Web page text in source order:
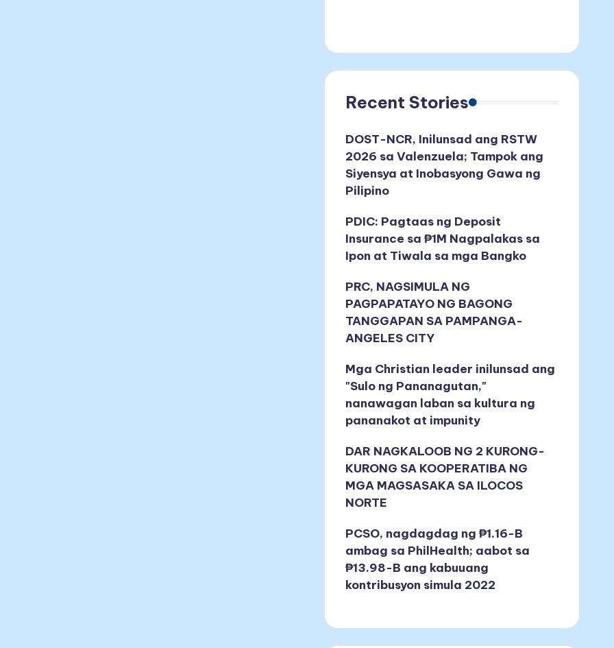
Recent Stories
DOST-NCR, Inilunsad ang RSTW
2026 sa Valenzuela; Tampok ang
Siyensya at Inobasyong Gawa ng
Pilipino
PDIC: Pagtaas ng Deposit
Insurance sa ₱1M Nagpalakas sa
Ipon at Tiwala sa mga Bangko
PRC, NAGSIMULA NG
PAGPAPATAYO NG BAGONG
TANGGAPAN SA PAMPANGA-
ANGELES CITY
Mga Christian leader inilunsad ang
"Sulo ng Pananagutan,"
nanawagan laban sa kultura ng
pananakot at impunity
DAR NAGKALOOB NG 2 KURONG-
KURONG SA KOOPERATIBA NG
MGA MAGSASAKA SA ILOCOS
NORTE
PCSO, nagdagdag ng ₱1.16-B
ambag sa PhilHealth; aabot sa
₱13.98-B ang kabuuang
kontribusyon simula 2022